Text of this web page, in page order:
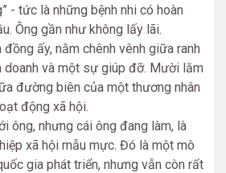
- tức là những bệnh nhi có hoàn
Ông gần như không lấy lãi.
ấy, nằm chênh vênh giữa ranh
doanh và một sự giúp đỡ. Mười lăm
đường biên của một thương nhân
động xã hội.
nhưng cái ông đang làm, là
xã hội mẫu mực. Đó là một mô
gia phát triển, nhưng vẫn còn rất